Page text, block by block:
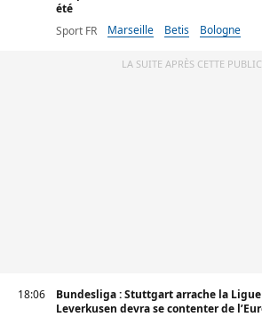
été
Sport FR
Marseille Betis Bologne
LA SUITE APRÈS CETTE
18:06
Bundesliga : Stuttgart arrache la
Leverkusen devra se contenter de